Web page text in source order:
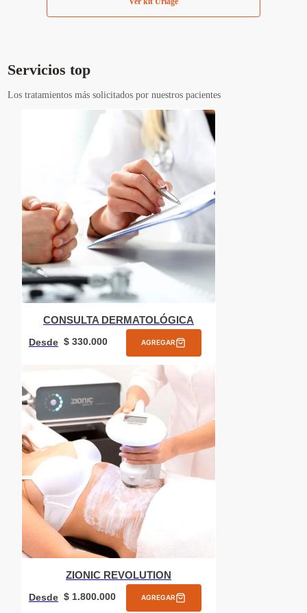
Servicios top
Los tratamientos más solicitados por nuestros pacientes
CONSULTA DERMATOLÓGICA
Desde $ 330.000 AGREGAR
ZIONIC REVOLUTION
Desde $ 1.800.000 AGREGAR